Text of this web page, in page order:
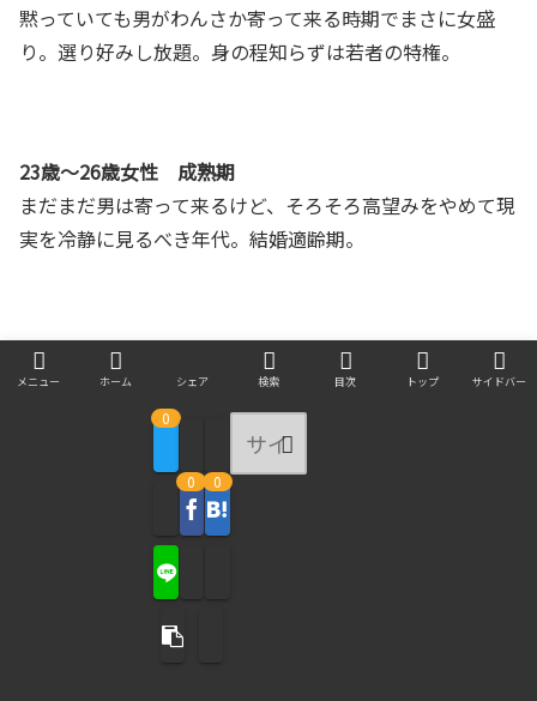
黙っていても男がわんさか寄って来る時期でまさに女盛
り。選り好みし放題。身の程知らずは若者の特権。
23歳～26歳女性 成熟期
まだまだ男は寄って来るけど、そろそろ高望みをやめて現
実を冷静に見るべき年代。結婚適齢期。
27歳～29歳女性 衰退期
いよいよ陰りが見え始める。もう若くもないし、妥協して
でも絶対３０になる前に結婚するべき状況。
30歳～34歳女性 凋落期
一気に需要が落ち当人も流石に認識してくる。完全に婚期
メニュー ホーム シェア
0
0 0
検索 目次 トップ サイドバー